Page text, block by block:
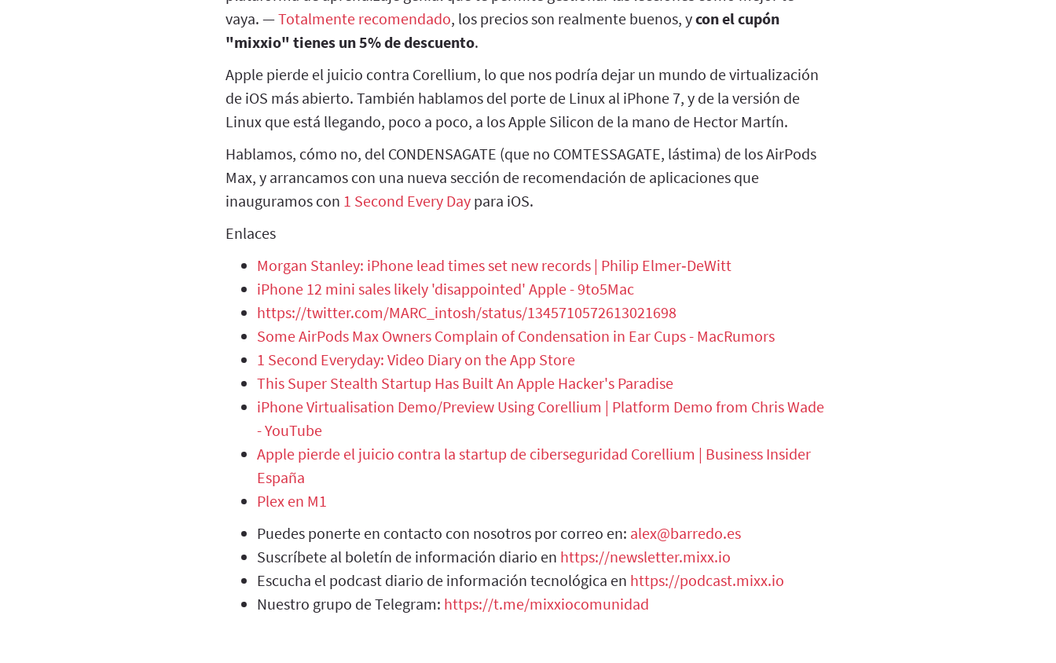
vaya. —Totalmente recomendado, los precios son realmente buenos, ycon el cupón
"mixxio" tienes un 5% de descuento.
Apple pierde el juicio contra Corellium, lo que nos podría dejar un mundo de virtualización
de iOS más abierto. También hablamos del porte de Linux al iPhone 7, y de la versión de
Linux que está llegando, poco a poco, a los Apple Silicon de la mano de Hector Martín.
Hablamos, cómo no, del CONDENSAGATE (que no COMTESSAGATE, lástima) de los AirPods
Max, y arrancamos con una nueva sección de recomendación de aplicaciones que
inauguramos con 1 Second Every Day para iOS.
Enlaces
Morgan Stanley: iPhone lead times set new records | Philip Elmer‑DeWitt
iPhone 12 mini sales likely 'disappointed' Apple - 9to5Mac
https://twitter.com/MARC_intosh/status/1345710572613021698
Some AirPods Max Owners Complain of Condensation in Ear Cups - MacRumors
‎1 Second Everyday: Video Diary on the App Store
This Super Stealth Startup Has Built An Apple Hacker's Paradise
iPhone Virtualisation Demo/Preview Using Corellium | Platform Demo from Chris Wade
- YouTube
Apple pierde el juicio contra la startup de ciberseguridad Corellium | Business Insider
España
Plex en M1
Puedes ponerte en contacto con nosotros por correo en: alex@barredo.es
Suscríbete al boletín de información diario en https://newsletter.mixx.io
Escucha el podcast diario de información tecnológica en https://podcast.mixx.io
Nuestro grupo de Telegram: https://t.me/mixxiocomunidad